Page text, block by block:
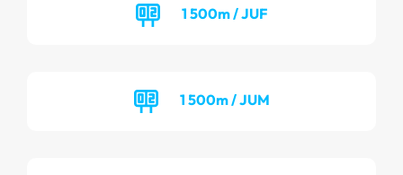
1 500m / JUF
1 500m / JUM